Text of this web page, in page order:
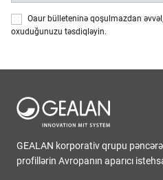
Oaur bülleteninə qoşulmazdan
oxuduğunuzu təsdiqləyin.
GEALAN korporativ qrupu
profillərin Avropanın aparıcı